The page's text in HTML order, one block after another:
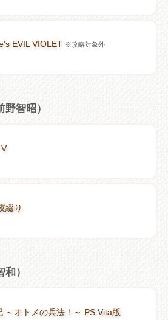
EVIL VIOLET ※攻略対象外
智昭）
綴り
）
～オトメの兵法！～ PS Vita版